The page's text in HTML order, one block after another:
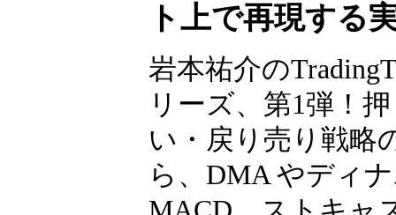
ト上で再現する
岩本祐介の
リーズ、第1弾！
い・戻り売り戦略
ら、DMA やディ